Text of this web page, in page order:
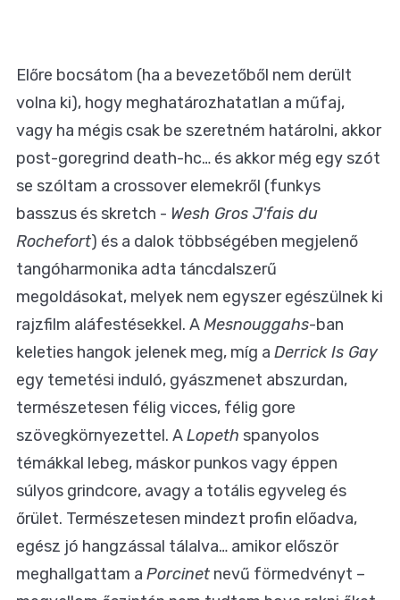
Előre bocsátom (ha a bevezetőből nem derült
volna ki), hogy meghatározhatatlan a műfaj,
vagy ha mégis csak be szeretném határolni, akkor
post-goregrind death-hc… és akkor még egy szót
se szóltam a crossover elemekről (funkys
basszus és skretch - Wesh Gros J'fais du
Rochefort) és a dalok többségében megjelenő
tangóharmonika adta táncdalszerű
megoldásokat, melyek nem egyszer egészülnek ki
rajzfilm aláfestésekkel. AMesnouggahs-ban
keleties hangok jelenek meg, míg a Derrick Is Gay
egy temetési induló, gyászmenet abszurdan,
természetesen félig vicces, félig gore
szövegkörnyezettel. ALopeth spanyolos
témákkal lebeg, máskor punkos vagy éppen
súlyos grindcore, avagy a totális egyveleg és
őrület. Természetesen mindezt profin előadva,
egész jó hangzással tálalva… amikor először
meghallgattam a Porcinet nevű förmedvényt –